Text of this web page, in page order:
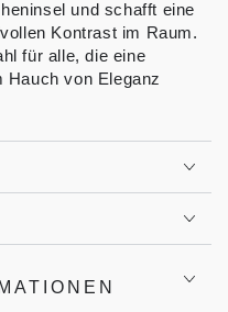
und schafft eine
Kontrast im Raum.
für alle, die eine
Hauch von Eleganz